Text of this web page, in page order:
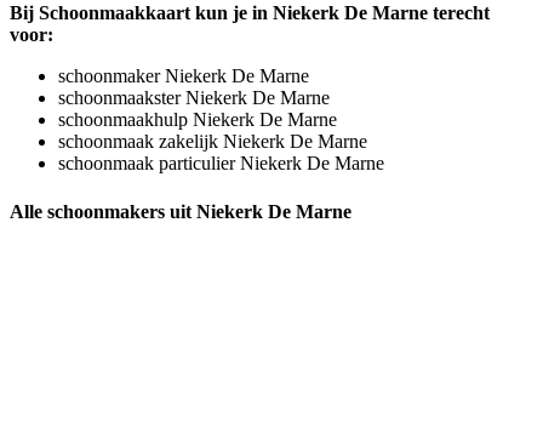
Bij Schoonmaakkaart kun je in Niekerk De Marne terecht
voor:
schoonmaker Niekerk De Marne
schoonmaakster Niekerk De Marne
schoonmaakhulp Niekerk De Marne
schoonmaak zakelijk Niekerk De Marne
schoonmaak particulier Niekerk De Marne
Alle schoonmakers uit Niekerk De Marne